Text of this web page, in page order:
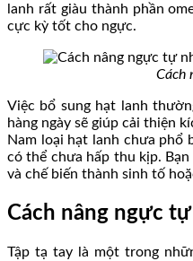
lanh rất giàu thành phần
cực kỳ tốt cho ngực.
Cách
Việc bổ sung hạt lanh
hàng ngày sẽ giúp cải thiện
Nam loại hạt lanh chưa phổ
có thể chưa hấp thu kịp.
và chế biến thành sinh tố
Cách nâng ngực
Tập tạ tay là một trong